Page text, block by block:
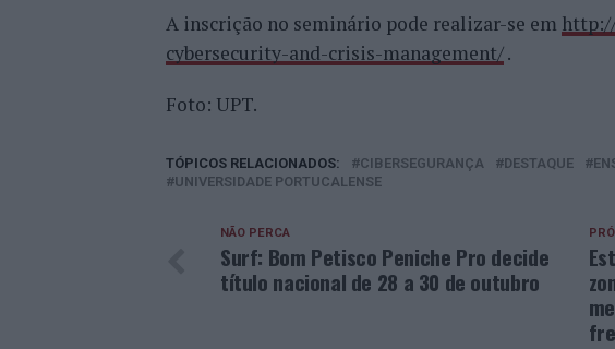
A inscrição no seminário pode realizar-se em
cybersecurity-and-crisis-management/.
Foto: UPT.
TÓPICOS RELACIONADOS: CIBERSEGURANÇA DESTAQUE
UNIVERSIDADE PORTUCALENSE
NÃO PERCA
Surf: Bom Petisco Peniche Pro decide
título nacional de 28 a 30 de outubro